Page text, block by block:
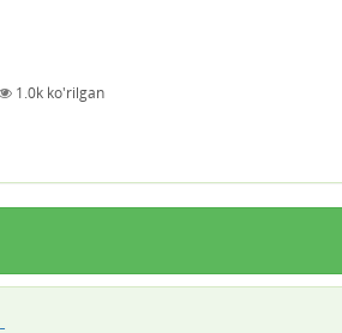
1.0k ko'rilgan